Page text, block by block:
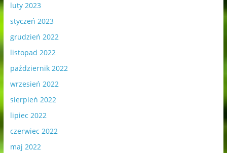
luty 2023
styczeń 2023
grudzień 2022
listopad 2022
październik 2022
wrzesień 2022
sierpień 2022
lipiec 2022
czerwiec 2022
maj 2022